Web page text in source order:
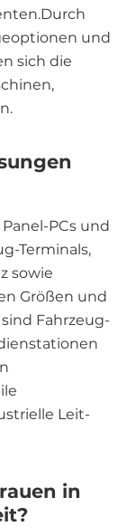
und
sich die
PCs und
Terminals,
sowie
Größen und
sind Fahrzeug-
Leit-
in